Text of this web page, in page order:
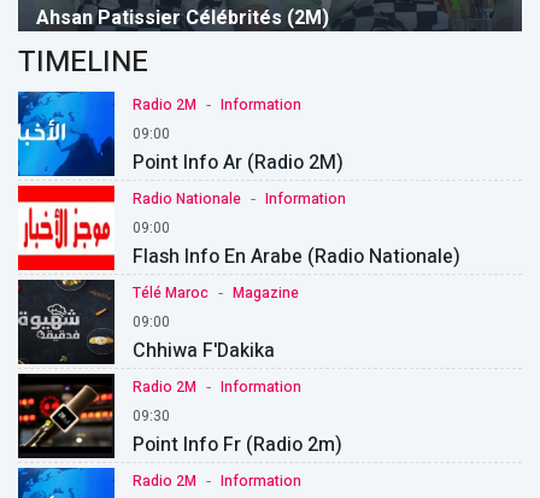
Ahsan Patissier Célébrités (2M)
TIMELINE
Radio 2M - Information
09:00
Point Info Ar (Radio 2M)
Radio Nationale - Information
09:00
Flash Info En Arabe (Radio Nationale)
Télé Maroc - Magazine
09:00
Chhiwa F'Dakika
Radio 2M - Information
09:30
Point Info Fr (Radio 2m)
Radio 2M - Information